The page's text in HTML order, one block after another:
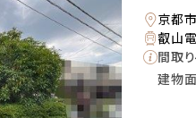
京都
叡山
間取り
建物